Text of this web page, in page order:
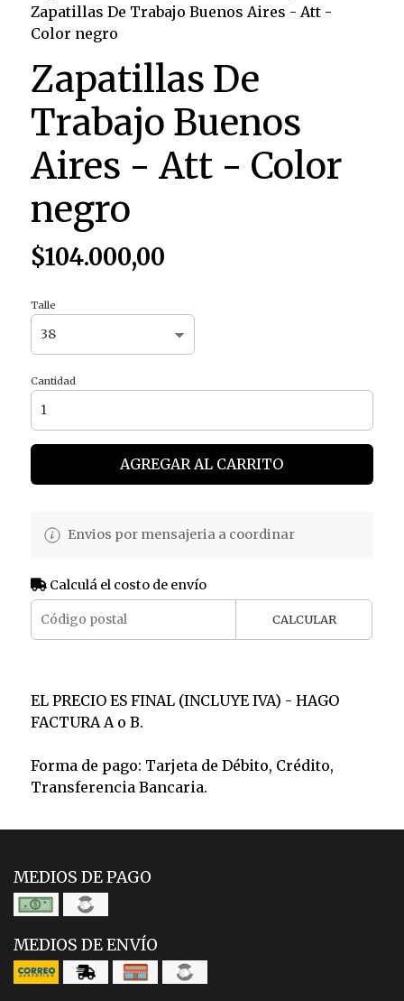
Zapatillas De Trabajo Buenos Aires - Att -
Color negro
Zapatillas De
Trabajo Buenos
Aires - Att - Color
negro
$104.000,00
Talle
Cantidad
AGREGAR AL CARRITO
Envios por mensajeria a coordinar
Calculá el costo de envío
CALCULAR
EL PRECIO ES FINAL (INCLUYE IVA) - HAGO
FACTURA A o B.
Forma de pago: Tarjeta de Débito, Crédito,
Transferencia Bancaria.
MEDIOS DE PAGO
MEDIOS DE ENVÍO